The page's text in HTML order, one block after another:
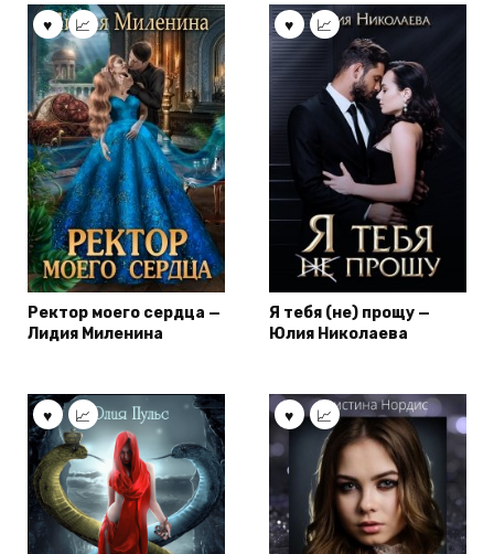
Ректор моего сердца —
Лидия Миленина
Я тебя (не) прощу —
Юлия Николаева